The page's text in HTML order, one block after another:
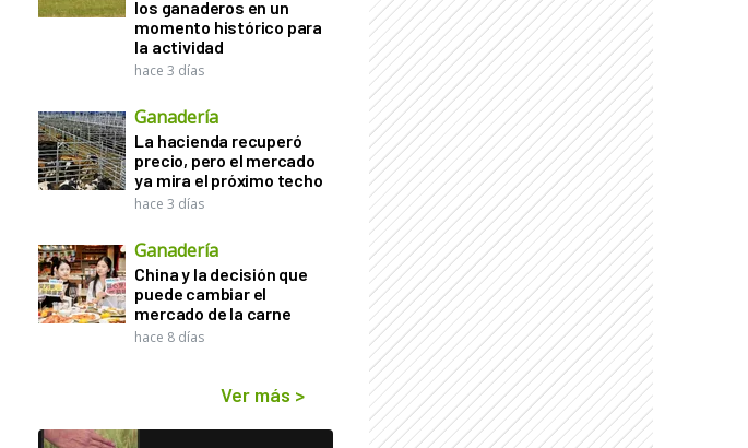
los ganaderos en un
momento histórico para
la actividad
hace 3 días
Ganadería
La hacienda recuperó
precio, pero el mercado
ya mira el próximo techo
hace 3 días
Ganadería
China y la decisión que
puede cambiar el
mercado de la carne
hace 8 días
Ver más >